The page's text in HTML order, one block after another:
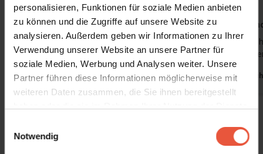
personalisieren, Funktionen für soziale Medien anbieten
zu können und die Zugriffe auf unsere Website zu
analysieren. Außerdem geben wir Informationen zu Ihrer
Verwendung unserer Website an unsere Partner für
soziale Medien, Werbung und Analysen weiter. Unsere
Partner führen diese Informationen möglicherweise mit
weiteren Daten zusammen, die Sie ihnen bereitgestellt
Cookies, wenn Sie unsere Webseite weiterhin nutzen
Notwendig
Nina
Juni 2026
Wir waren wie die letzten Male sehr zufrieden
Deutschland
Jessica
Wie immer
und
Alle Erfahrungsberichte anzeigen